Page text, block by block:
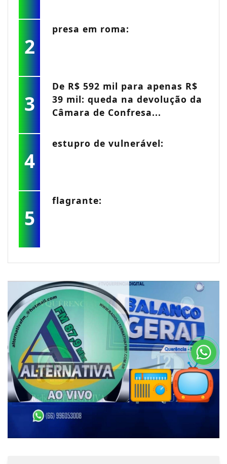
2
presa em roma:
3
De R$ 592 mil para apenas R$
39 mil: queda na devolução da
Câmara de Confresa...
4
estupro de vulnerável:
5
flagrante: